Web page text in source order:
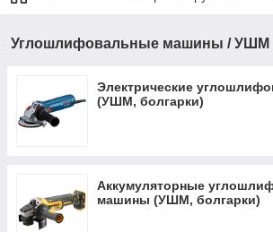
Углошлифовальные машины / УШМ
Электрические
(УШМ, болгарки)
Аккумуляторные
машины (УШМ, болгарки)